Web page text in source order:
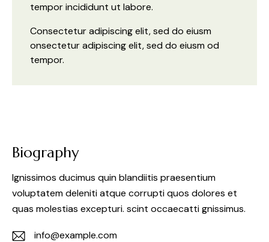
tempor incididunt ut labore.
Consectetur adipiscing elit, sed do eiusm
onsectetur adipiscing elit, sed do eiusm od
tempor.
Biography
Ignissimos ducimus quin blandiitis praesentium
voluptatem deleniti atque corrupti quos dolores et
quas molestias excepturi. scint occaecatti gnissimus.
info@example.com